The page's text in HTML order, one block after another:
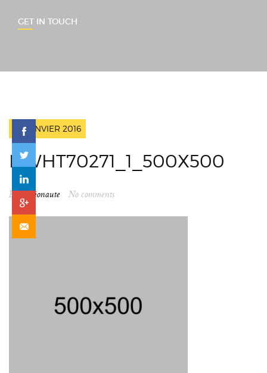
GET IN TOUCH
18 JANVIER 2016
DWHT70271_1_500X500
By spationaute No comments